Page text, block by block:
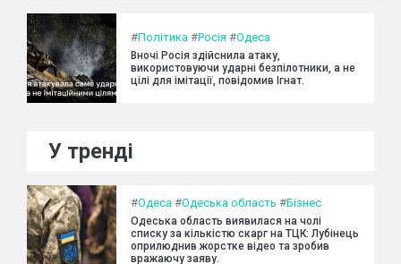
#Політика #Росія #Одеса
Вночі Росія здійснила атаку,
використовуючи ударні безпілотники, а не
цілі для імітації, повідомив Ігнат.
У тренді
#Одеса #Одеська область #Бізнес
Одеська область виявилася на чолі
списку за кількістю скарг на ТЦК: Лубінець
оприлюднив жорстке відео та зробив
вражаючу заяву.